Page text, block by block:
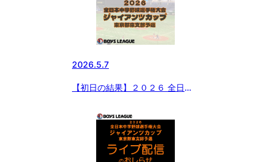
2026.5.7
【初日の結果】２０２６ 全日本
ツカップ 東京都東支部予選